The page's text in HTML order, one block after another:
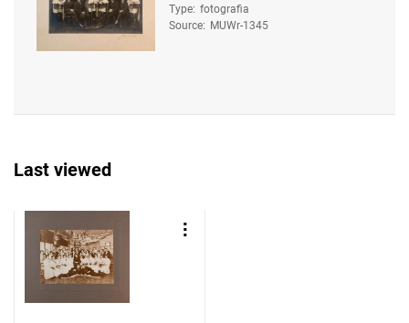
Type: fotografia
Source: MUWr-1345
Last viewed